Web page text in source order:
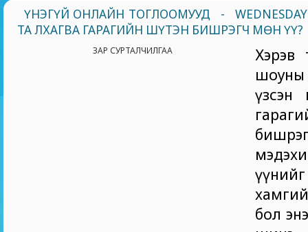
ҮНЭГҮЙ ОНЛАЙН ТОГЛООМУУД -
ТА ЛХАГВА ГАРАГИЙН ШҮТЭН БИШРЭГЧ МӨН ҮҮ?
ЗАР СУРТАЛЧИЛГАА
Хэрэв
шоуны
үзсэн
бол